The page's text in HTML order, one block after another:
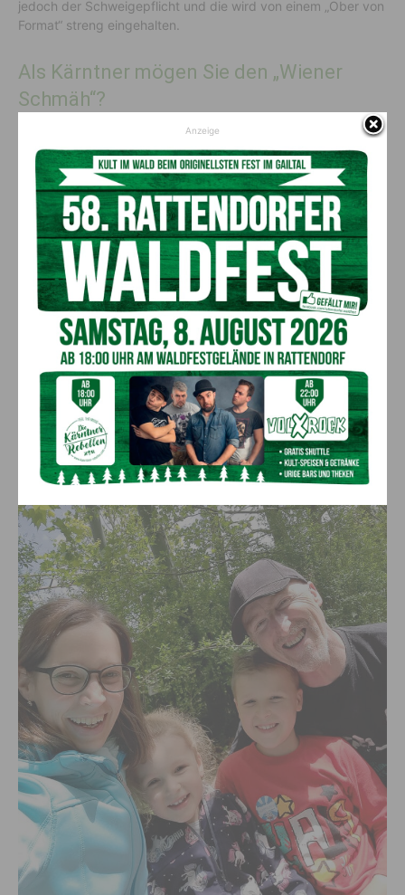
jedoch der Schweigepflicht und die wird von einem „Ober von
Format“ streng eingehalten.
Als Kärntner mögen Sie den „Wiener
Schmäh“?
Ich als geborener Kärntner bzw. Gailtaler mag die Wiener und
ihren Schmäh wirklich gerne und mittlerweile ist es sogar
umgekehrt, auch die Wiener nehmen meinen Kärntner Schmäh
gut an.
Wie verbringen Sie Ihre Freizeit?
Diese verbringe ich gerne mit meiner Familie mit Radfahren,
Schwimmen und Ausflügen in der freien Natur. Lesen, Kochen
und Malen gehören zum Ausgleich ebenfalls dazu. Die
Urlaube verbringen wir fast immer im Gailtal bei meinem
Bruder Baldur und Neffen Manuel. Die Heimat und die
Gegend, wo ich aufgewachsen bin, geben mir Kraft und die
nötige Ruhe für die Großstadt Wien.
Anzeige